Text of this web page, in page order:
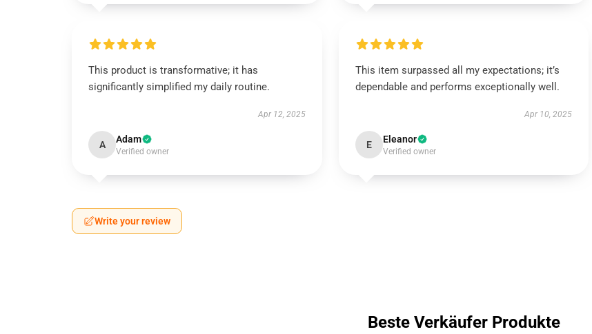
This product is transformative; it has
significantly simplified my daily routine.
Apr 12, 2025
A Adam
Verified owner
This item surpassed all my expectations; it’s
dependable and performs exceptionally well.
Apr 10, 2025
E Eleanor
Verified owner
Write your review
Beste Verkäufer Produkte